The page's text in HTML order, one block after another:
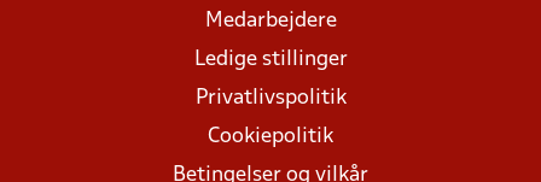
Medarbejdere
Ledige stillinger
Privatlivspolitik
Cookiepolitik
Betingelser og vilkår